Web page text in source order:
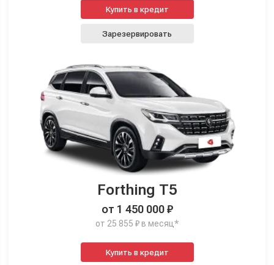
Купить в кредит
Зарезервировать
Forthing T5
от 1 450 000 ₽
от 25 855 ₽ в месяц*
Купить в кредит